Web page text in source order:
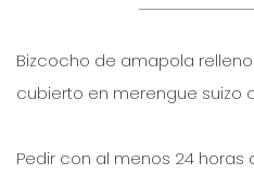
Bizcocho de amapola
cubierto en merengue suizo
Pedir con al menos 24 horas